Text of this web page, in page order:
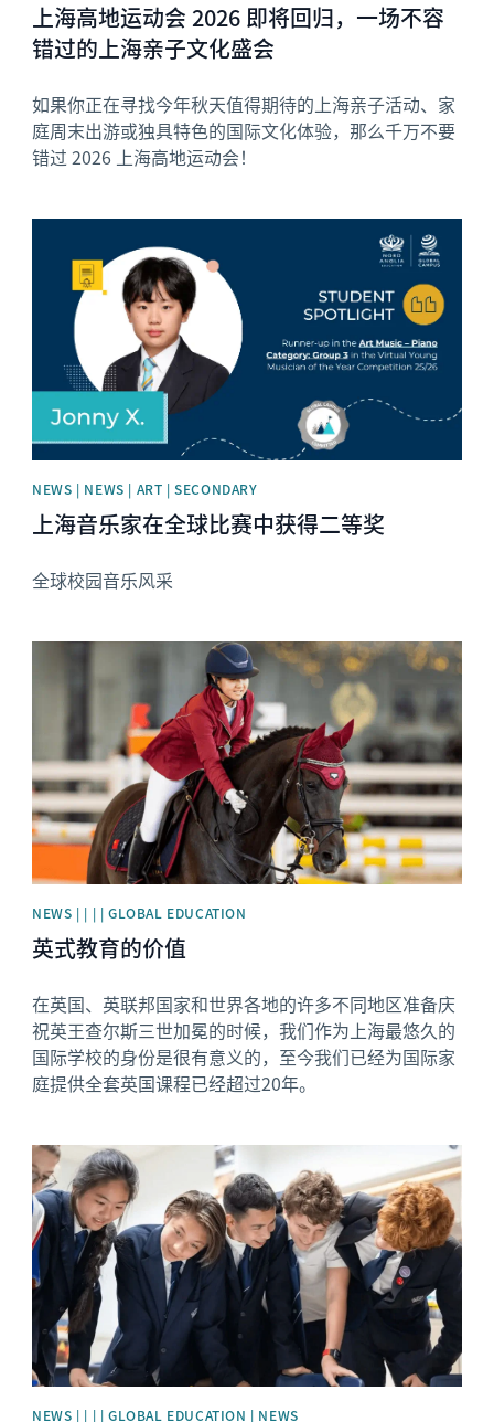
上海高地运动会 2026 即将回归，一场不容
错过的上海亲子文化盛会
如果你正在寻找今年秋天值得期待的上海亲子活动、家
庭周末出游或独具特色的国际文化体验，那么千万不要
错过 2026 上海高地运动会！
NEWS | NEWS | ART | SECONDARY
上海音乐家在全球比赛中获得二等奖
全球校园音乐风采
News image
NEWS | | | | GLOBAL EDUCATION
英式教育的价值
在英国、英联邦国家和世界各地的许多不同地区准备庆
祝英王查尔斯三世加冕的时候，我们作为上海最悠久的
国际学校的身份是很有意义的，至今我们已经为国际家
庭提供全套英国课程已经超过20年。
News image
NEWS | | | | GLOBAL EDUCATION | NEWS